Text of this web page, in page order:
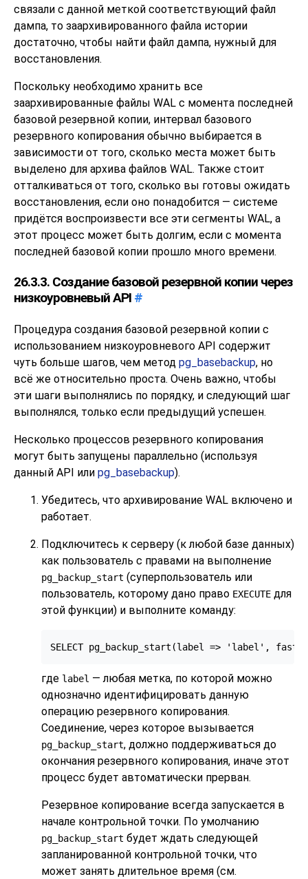
связали с данной меткой соответствующий файл
дампа, то заархивированного файла истории
достаточно, чтобы найти файл дампа, нужный для
восстановления.
Поскольку необходимо хранить все
заархивированные файлы WAL с момента последней
базовой резервной копии, интервал базового
резервного копирования обычно выбирается в
зависимости от того, сколько места может быть
выделено для архива файлов WAL. Также стоит
отталкиваться от того, сколько вы готовы ожидать
восстановления, если оно понадобится — системе
придётся воспроизвести все эти сегменты WAL, а
этот процесс может быть долгим, если с момента
последней базовой копии прошло много времени.
26.3.3. Создание базовой резервной копии через
низкоуровневый API #
Процедура создания базовой резервной копии с
использованием низкоуровневого API содержит
чуть больше шагов, чем метод pg_basebackup, но
всё же относительно проста. Очень важно, чтобы
эти шаги выполнялись по порядку, и следующий шаг
выполнялся, только если предыдущий успешен.
Несколько процессов резервного копирования
могут быть запущены параллельно (используя
данный API или pg_basebackup).
Убедитесь, что архивирование WAL включено и
работает.
Подключитесь к серверу (к любой базе данных)
как пользователь с правами на выполнение
pg_backup_start (суперпользователь или
пользователь, которому дано право EXECUTE для
этой функции) и выполните команду:
SELECT pg_backup_start(label => 'label', fast
где label — любая метка, по которой можно
однозначно идентифицировать данную
операцию резервного копирования.
Соединение, через которое вызывается
pg_backup_start, должно поддерживаться до
окончания резервного копирования, иначе этот
процесс будет автоматически прерван.
Резервное копирование всегда запускается в
начале контрольной точки. По умолчанию
pg_backup_start будет ждать следующей
запланированной контрольной точки, что
может занять длительное время (см.